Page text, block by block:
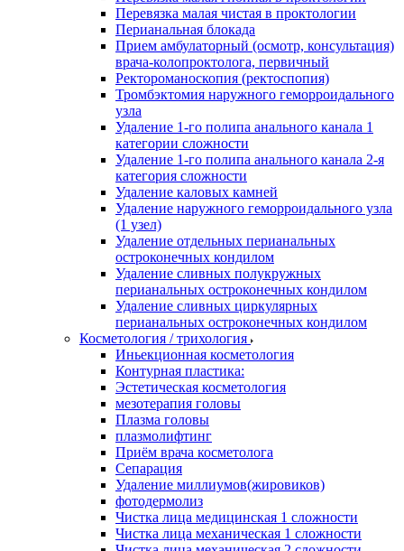
Перевязка малая чистая в проктологии
Перианальная блокада
Прием амбулаторный (осмотр, консультация)
врача-колопроктолога, первичный
Ректороманоскопия (ректоспопия)
Тромбэктомия наружного геморроидального
узла
Удаление 1-го полипа анального канала 1
категории сложности
Удаление 1-го полипа анального канала 2-я
категория сложности
Удаление каловых камней
Удаление наружного геморроидального узла
(1 узел)
Удаление отдельных перианальных
остроконечных кондилом
Удаление сливных полукружных
перианальных остроконечных кондилом
Удаление сливных циркулярных
перианальных остроконечных кондилом
Косметология / трихология
Иньекционная косметология
Контурная пластика:
Эстетическая косметология
мезотерапия головы
Плазма головы
плазмолифтинг
Приём врача косметолога
Сепарация
Удаление миллиумов(жировиков)
фотодермолиз
Чистка лица медицинская 1 сложности
Чистка лица механическая 1 сложности